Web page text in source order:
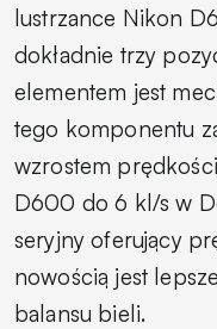
lustrzance Nikon
dokładnie trzy
elementem jest
tego komponentu
wzrostem
D600 do 6 kl/s w
seryjny oferujący
nowością jest
balansu bieli.